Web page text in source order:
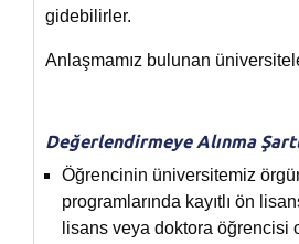
gidebilirler.
Anlaşmamız bulunan
Değerlendirmeye Alınma
Öğrencinin üniversitemiz
programlarında kayıtlı ön
lisans veya doktora öğrencisi